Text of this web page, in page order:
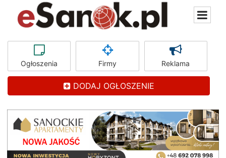
Ogłoszenia Firmy Reklama
DODAJ OGŁOSZENIE